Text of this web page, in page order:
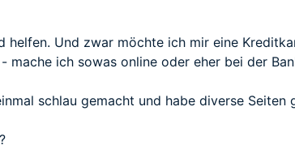
helfen. Und zwar möchte ich mir eine
mache ich sowas online oder eher bei der
schlau gemacht und habe diverse